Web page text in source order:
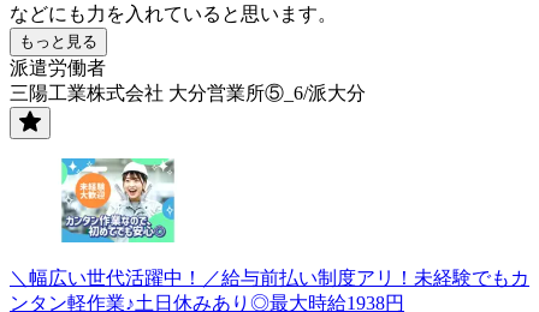
などにも力を入れていると思います。
もっと見る
派遣労働者
三陽工業株式会社 大分営業所⑤_6/派大分
＼幅広い世代活躍中！／給与前払い制度アリ！未経験でもカ
ンタン軽作業♪土日休みあり◎最大時給1938円